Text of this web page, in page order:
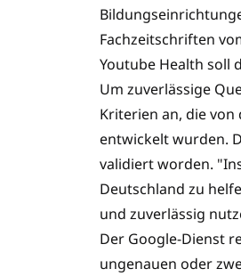
Fachzeitschriften
Youtube Health soll
Um zuverlässige
Kriterien an, die
entwickelt wurden.
validiert worden.
Deutschland zu
und zuverlässig
Der Google-Dienst
ungenauen oder